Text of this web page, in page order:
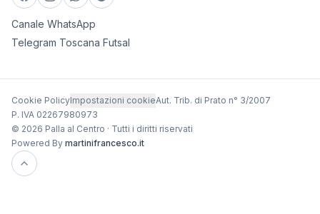
Canale WhatsApp
Telegram Toscana Futsal
Cookie PolicyImpostazioni cookieAut. Trib. di Prato n° 3/2007
P. IVA 02267980973
© 2026 Palla al Centro · Tutti i diritti riservati
Powered By martinifrancesco.it